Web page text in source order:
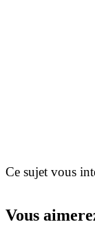
Ce sujet vous
Vous